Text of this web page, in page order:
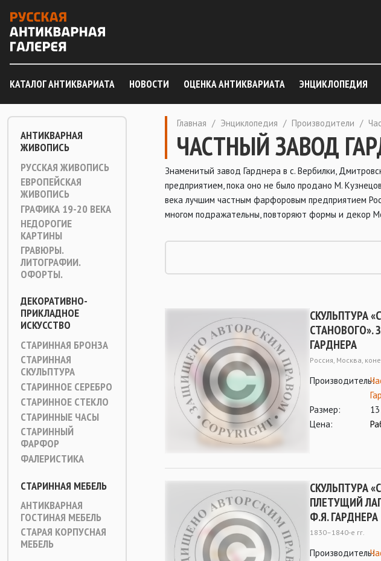
КАТАЛОГ АНТИКВАРИАТА НОВОСТИ ОЦЕНКА АНТИКВАРИАТА ЭНЦИКЛОПЕДИЯ
АНТИКВАРНАЯ
ЖИВОПИСЬ
РУССКАЯ ЖИВОПИСЬ
ЕВРОПЕЙСКАЯ
ЖИВОПИСЬ
ГРАФИКА 19-20 ВЕКА
НЕДОРОГИЕ
КАРТИНЫ
ГРАВЮРЫ.
ЛИТОГРАФИИ.
ОФОРТЫ.
ДЕКОРАТИВНО-
ПРИКЛАДНОЕ
ИСКУССТВО
СТАРИННАЯ БРОНЗА
СТАРИННАЯ
СКУЛЬПТУРА
СТАРИННОЕ СЕРЕБРО
СТАРИННОЕ СТЕКЛО
СТАРИННЫЕ ЧАСЫ
СТАРИННЫЙ
ФАРФОР
ФАЛЕРИСТИКА
СТАРИННАЯ МЕБЕЛЬ
АНТИКВАРНАЯ
ГОСТИНАЯ МЕБЕЛЬ
СТАРАЯ КОРПУСНАЯ
МЕБЕЛЬ
Главная / Энциклопедия / Производители /
ЧАСТНЫЙ ЗАВОД
Знаменитый завод Гарднера в с. Вербилки,
предприятием, пока оно не было продано М.
века лучшим частным фарфоровым предприятием
многом подражательны, повторяют формы и декор
СКУЛЬПТУРА
СТАНОВОГО».
ГАРДНЕРА
Россия, Москва,
Производитель:
Размер:
Цена:
СКУЛЬПТУРА
ПЛЕТУЩИЙ
Ф.Я. ГАРДНЕРА
1830–1840-е гг.
Производитель: